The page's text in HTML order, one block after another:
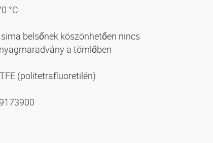
°C
belsőnek köszönhetően nincs
a tömlőben
(politetrafluoretilén)